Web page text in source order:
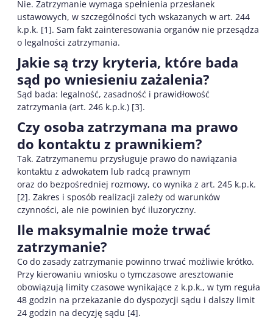
Nie. Zatrzymanie wymaga spełnienia przesłanek
ustawowych, w szczególności tych wskazanych w art. 244
k.p.k. [1]. Sam fakt zainteresowania organów nie przesądza
o legalności zatrzymania.
Jakie są trzy kryteria, które bada
sąd po wniesieniu zażalenia?
Sąd bada: legalność, zasadność i prawidłowość
zatrzymania (art. 246 k.p.k.) [3].
Czy osoba zatrzymana ma prawo
do kontaktu z prawnikiem?
Tak. Zatrzymanemu przysługuje prawo do nawiązania
kontaktu z adwokatem lub radcą prawnym
oraz do bezpośredniej rozmowy, co wynika z art. 245 k.p.k.
[2]. Zakres i sposób realizacji zależy od warunków
czynności, ale nie powinien być iluzoryczny.
Ile maksymalnie może trwać
zatrzymanie?
Co do zasady zatrzymanie powinno trwać możliwie krótko.
Przy kierowaniu wniosku o tymczasowe aresztowanie
obowiązują limity czasowe wynikające z k.p.k., w tym reguła
48 godzin na przekazanie do dyspozycji sądu i dalszy limit
24 godzin na decyzję sądu [4].